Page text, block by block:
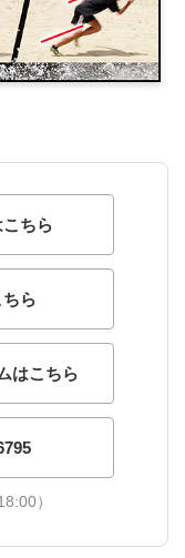
ちら
ら
はこちら
）